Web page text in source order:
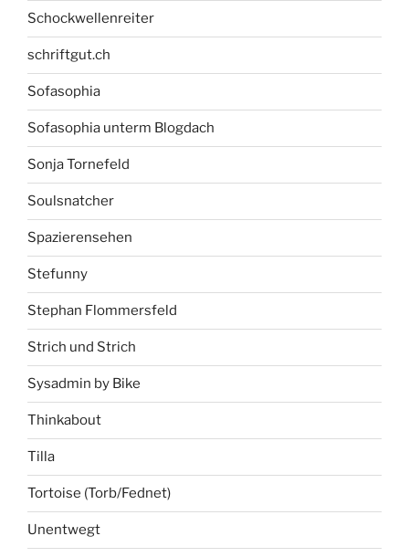
Schockwellenreiter
schriftgut.ch
Sofasophia
Sofasophia unterm Blogdach
Sonja Tornefeld
Soulsnatcher
Spazierensehen
Stefunny
Stephan Flommersfeld
Strich und Strich
Sysadmin by Bike
Thinkabout
Tilla
Tortoise (Torb/Fednet)
Unentwegt